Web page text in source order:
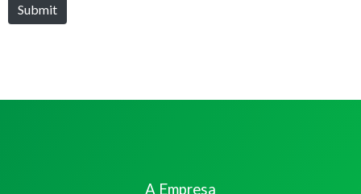
Submit
A Empresa